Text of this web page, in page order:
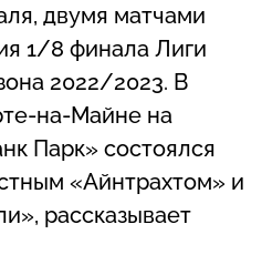
двумя матчами
1/8 финала Лиги
2022/2023. В
на-Майне на
Парк» состоялся
«Айнтрахтом» и
рассказывает